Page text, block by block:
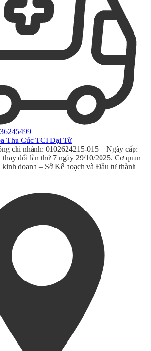
Thu Cúc TCI Đại Từ
chi nhánh: 0102624215-015 – Ngày cấp:
đổi lần thứ 7 ngày 29/10/2025. Cơ quan
doanh – Sở Kế hoạch và Đầu tư thành